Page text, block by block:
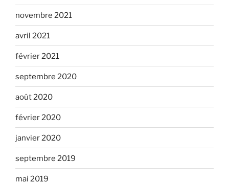
novembre 2021
avril 2021
février 2021
septembre 2020
août 2020
février 2020
janvier 2020
septembre 2019
mai 2019